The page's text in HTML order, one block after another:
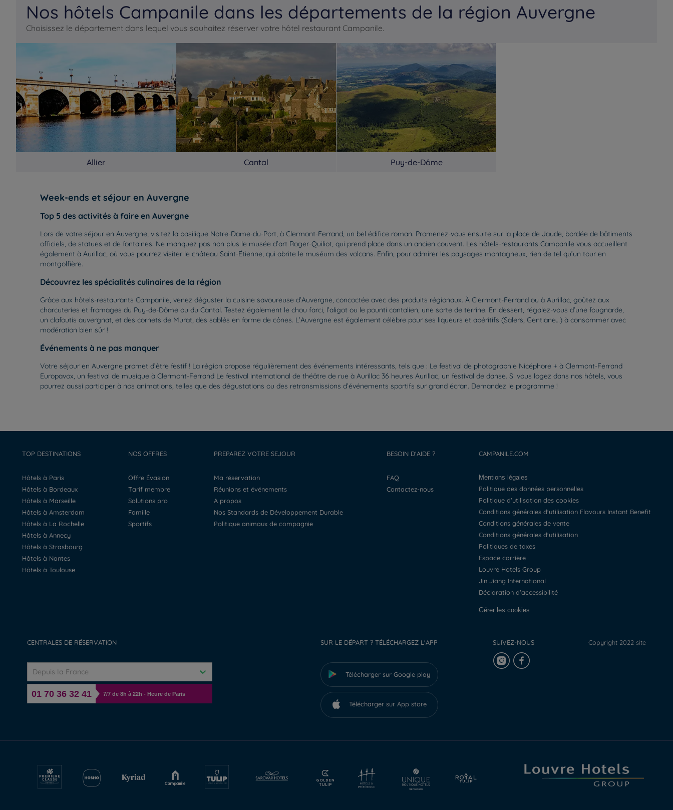
Nos hôtels Campanile dans les départements de la région Auvergne
Choisissez le département dans lequel vous souhaitez réserver votre hôtel restaurant Campanile.
Allier Cantal Puy-de-Dôme
Week-ends et séjour en Auvergne
Top 5 des activités à faire en Auvergne
Lors de votre séjour en Auvergne, visitez la basilique Notre-Dame-du-Port, à Clermont-Ferrand, un bel édifice roman. Promenez-vous ensuite sur la place de Jaude, bordée de bâtiments
officiels, de statues et de fontaines. Ne manquez pas non plus le musée d’art Roger-Quiliot, qui prend place dans un ancien couvent. Les hôtels-restaurants Campanile vous accueillent
également à Aurillac, où vous pourrez visiter le château Saint-Étienne, qui abrite le muséum des volcans. Enfin, pour admirer les paysages montagneux, rien de tel qu’un tour en
montgolfière.
Découvrez les spécialités culinaires de la région
Grâce aux hôtels-restaurants Campanile, venez déguster la cuisine savoureuse d’Auvergne, concoctée avec des produits régionaux. À Clermont-Ferrand ou à Aurillac, goûtez aux
charcuteries et fromages du Puy-de-Dôme ou du Cantal. Testez également le chou farci, l’aligot ou le pounti cantalien, une sorte de terrine. En dessert, régalez-vous d’une fougnarde,
un clafoutis auvergnat, et des cornets de Murat, des sablés en forme de cônes. L’Auvergne est également célèbre pour ses liqueurs et apéritifs (Salers, Gentiane…) à consommer avec
modération bien sûr !
Événements à ne pas manquer
Votre séjour en Auvergne promet d’être festif ! La région propose régulièrement des événements intéressants, tels que : Le festival de photographie Nicéphore + à Clermont-Ferrand
Europavox, un festival de musique à Clermont-Ferrand Le festival international de théâtre de rue à Aurillac 36 heures Aurillac, un festival de danse. Si vous logez dans nos hôtels, vous
pourrez aussi participer à nos animations, telles que des dégustations ou des retransmissions d’événements sportifs sur grand écran. Demandez le programme !
TOP DESTINATIONS
Hôtels à Paris
Hôtels à Bordeaux
Hôtels à Marseille
Hôtels à Amsterdam
Hôtels à La Rochelle
Hôtels à Annecy
Hôtels à Strasbourg
Hôtels à Nantes
Hôtels à Toulouse
NOS OFFRES
Offre Évasion
Tarif membre
Solutions pro
Famille
Sportifs
PREPAREZ VOTRE SEJOUR
Ma réservation
Réunions et événements
A propos
Nos Standards de Développement Durable
Politique animaux de compagnie
BESOIN D'AIDE ?
FAQ
Contactez-nous
CAMPANILE.COM
Mentions légales
Politique des données personnelles
Politique d'utilisation des cookies
Conditions générales d'utilisation Flavours Instant Benefit
Conditions générales de vente
Conditions générales d'utilisation
Politiques de taxes
Espace carrière
Louvre Hotels Group
Jin Jiang International
Déclaration d'accessibilité
Gérer les cookies
CENTRALES DE RÉSERVATION
Depuis la France
01 70 36 32 41 7/7 de 8h à 22h - Heure de Paris
SUR LE DÉPART ? TÉLÉCHARGEZ L'APP
Télécharger sur Google play
Télécharger sur App store
SUIVEZ-NOUS Copyright 2022 site